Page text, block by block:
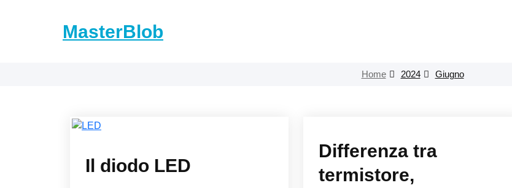
MasterBlob
Home 2024 Giugno
Il diodo LED
Differenza tra
termistore,